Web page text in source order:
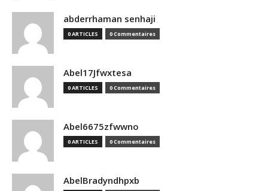
abderrhaman senhaji
0 ARTICLES 0 Commentaires
Abel17Jfwxtesa
0 ARTICLES 0 Commentaires
Abel6675zfwwno
0 ARTICLES 0 Commentaires
AbelBradyndhpxb